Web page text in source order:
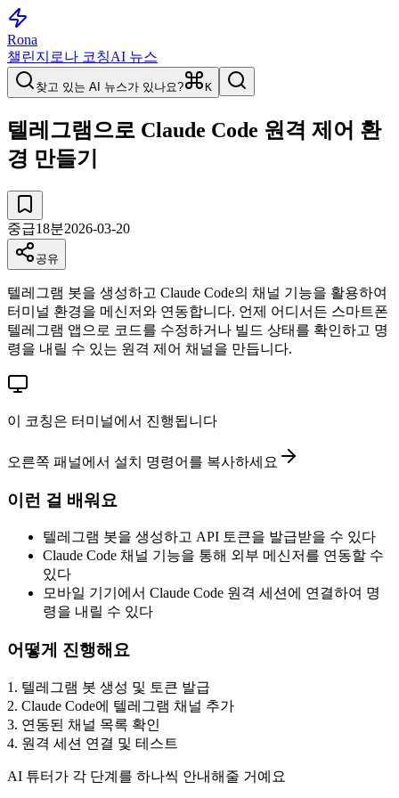
Rona
챌린지 로나 코칭AI 뉴스
찾고 있는 AI 뉴스가 있나요? K
텔레그램으로 Claude Code 원격 제어 환
경 만들기
중급18분2026-03-20
공유
텔레그램 봇을 생성하고 Claude Code의 채널 기능을 활용하여
터미널 환경을 메신저와 연동합니다. 언제 어디서든 스마트폰
텔레그램 앱으로 코드를 수정하거나 빌드 상태를 확인하고 명
령을 내릴 수 있는 원격 제어 채널을 만듭니다.
이 코칭은 터미널에서 진행됩니다
오른쪽 패널에서 설치 명령어를 복사하세요
이런 걸 배워요
텔레그램 봇을 생성하고 API 토큰을 발급받을 수 있다
Claude Code 채널 기능을 통해 외부 메신저를 연동할 수
있다
모바일 기기에서 Claude Code 원격 세션에 연결하여 명
령을 내릴 수 있다
어떻게 진행해요
1 . 텔레그램 봇 생성 및 토큰 발급
2. Claude Code에 텔레그램 채널 추가
3. 연동된 채널 목록 확인
4. 원격 세션 연결 및 테스트
AI 튜터가 각 단계를 하나씩 안내해줄 거예요